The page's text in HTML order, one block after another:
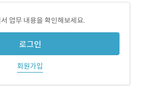
업무 내용을 확인해보세요.
로그인
회원가입